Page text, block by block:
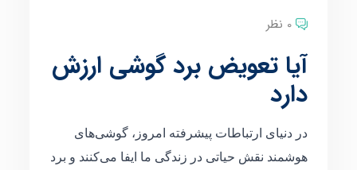
0 نظر
آیا تعویض برد گوشی ارزش
دارد
در دنیای ارتباطات پیشرفته امروز، گوشی‌های
هوشمند نقش حیاتی در زندگی ما ایفا می‌کنند و برد